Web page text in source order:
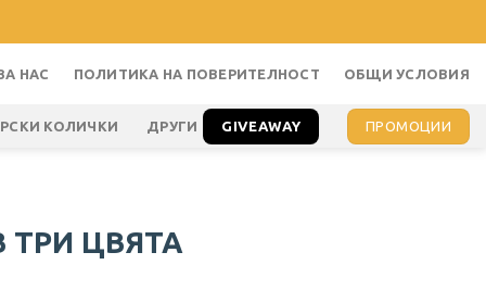
НАС ПОЛИТИКА НА ПОВЕРИТЕЛНОСТ ОБЩИ УСЛОВИЯ
КОЛИЧКИ ДРУГИ GIVEAWAY ПРОМОЦИИ
ТРИ ЦВЯТА